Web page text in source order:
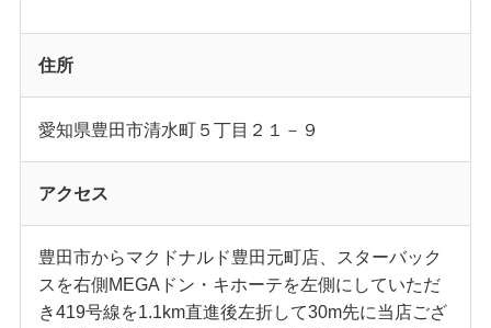
住所
愛知県豊田市清水町５丁目２１－９
アクセス
豊田市からマクドナルド豊田元町店、スターバック
スを右側MEGAドン・キホーテを左側にしていただ
き419号線を1.1km直進後左折して30m先に当店ござ